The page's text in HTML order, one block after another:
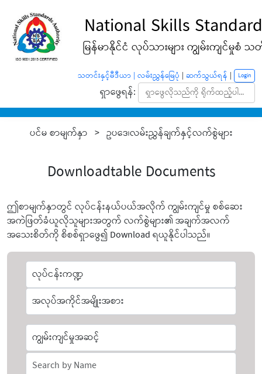
National Skills
မြန်မာနိုင်ငံ လုပ်သားများ ကျွမ်းကျင်မှုစံ သ
သတင်းနှင့်မီဒီယာ | လမ်းညွှန်မြေပုံ | ဆက်သွယ်ရန် | Login
ရှာဖွေရန်:
ပင်မ စာမျက်နှာ > ဥပဒေ၊လမ်းညွှန်ချက်နှင့်လက်စွဲများ
Downloadtable Documents
ဤစာမျက်နှာတွင် လုပ်ငန်းနယ်ပယ်အလိုက် ကျွမ်းကျင်မှု စစ်ဆေး
အကဲဖြတ်ခံယူလိုသူများအတွက် လက်စွဲများ၏ အချက်အလက်
အသေးစိတ်ကို စိစစ်ရှာဖွေ၍ Download ရယူနိုင်ပါသည်။